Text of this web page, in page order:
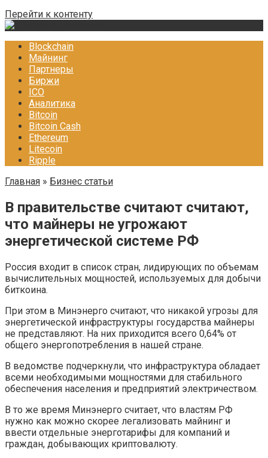
Перейти к контенту
Blockchain
Майнинг
Партнеры
Биржи
ICO
Аналитика
Bitcoin
Bitcoin Cash
Ethereum
Litecoin
Ripple
Главная » Бизнес статьи
В правительстве считают считают,
что майнеры не угрожают
энергетической системе РФ
Россия входит в список стран, лидирующих по объемам
вычислительных мощностей, используемых для добычи
биткоина.
При этом в Минэнерго считают, что никакой угрозы для
энергетической инфраструктуры государства майнеры
не представляют. На них приходится всего 0,64% от
общего энергопотребления в нашей стране.
В ведомстве подчеркнули, что инфраструктура обладает
всеми необходимыми мощностями для стабильного
обеспечения населения и предприятий электричеством.
В то же время Минэнерго считает, что властям РФ
нужно как можно скорее легализовать майнинг и
ввести отдельные энерготарифы для компаний и
граждан, добывающих криптовалюту.